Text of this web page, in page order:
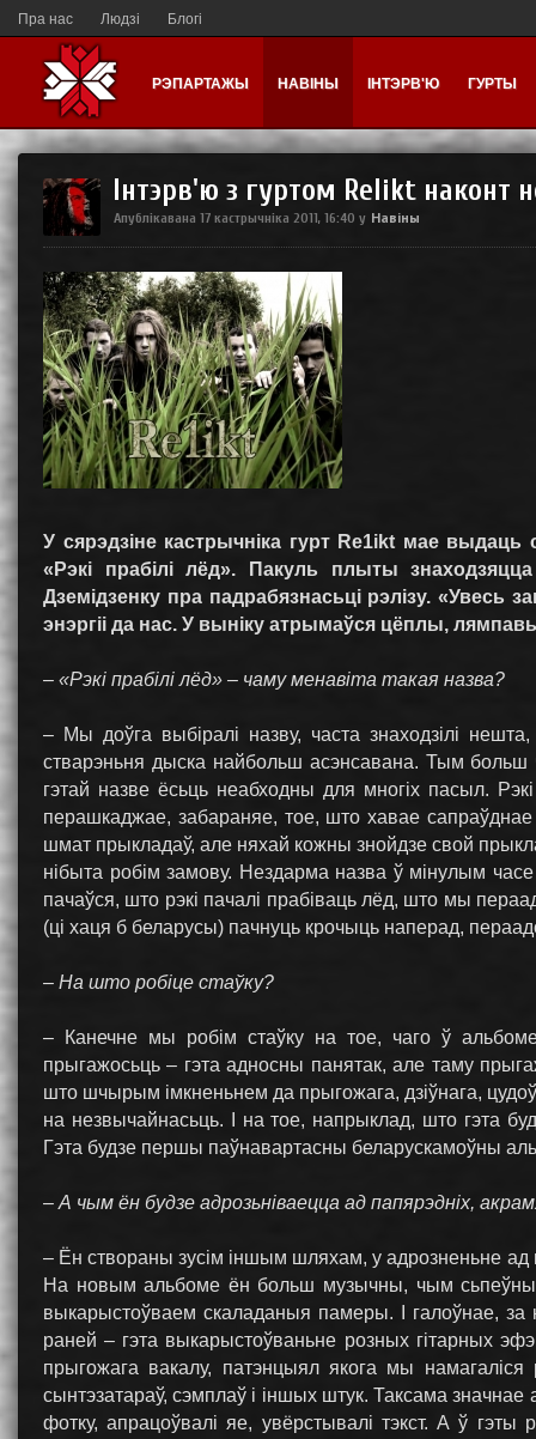
Пра нас Людзі Блогі
РЭПАРТАЖЫ НАВІНЫ ІНТЭРВ'Ю ГУРТЫ
Інтэрв'ю з гуртом Relikt наконт
Апублікавана 17 кастрычніка 2011, 16:40 у Навіны
У сярэдзіне кастрычніка гурт Re1ikt мае
«Рэкі прабілі лёд». Пакуль плыты
Дземідзенку пра падрабязнасьці рэлізу. «Увесь
энэргіі да нас. У выніку атрымаўся цёплы,
– «Рэкі прабілі лёд» – чаму менавіта такая назва?
– Мы доўга выбіралі назву, часта знаходзілі
стварэньня дыска найбольш асэнсавана. Тым больш
гэтай назве ёсьць неабходны для многіх пасыл.
перашкаджае, забараняе, тое, што хавае
шмат прыкладаў, але няхай кожны знойдзе свой
нібыта робім замову. Нездарма назва ў мінулым
пачаўся, што рэкі пачалі прабіваць лёд, што мы
(ці хаця б беларусы) пачнуць крочыць наперад,
– На што робіце стаўку?
– Канечне мы робім стаўку на тое, чаго ў
прыгажосьць – гэта адносны панятак, але таму
што шчырым імкненьнем да прыгожага, дзіўнага,
на незвычайнасьць. І на тое, напрыклад, што гэта
Гэта будзе першы паўнавартасны беларускамоўны
– А чым ён будзе адрозьніваецца ад папярэдніх,
– Ён створаны зусім іншым шляхам, у адрозненьне
На новым альбоме ён больш музычны, чым
выкарыстоўваем скаладаныя памеры. І галоўнае, за
раней – гэта выкарыстоўваньне розных гітарных
прыгожага вакалу, патэнцыял якога мы
сынтэзатараў, сэмплаў і іншых штук. Таксама
фотку, апрацоўвалі яе, увёрстывалі тэкст. А ў